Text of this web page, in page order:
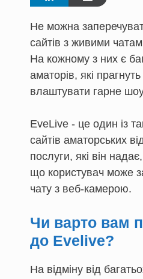
Не можна
сайтів з живими
На кожному з них є
аматорів, які прагнуть
влаштувати гарне
EveLive - це один із
сайтів аматорських
послуги, які він
що користувач може
чату з веб-камерою.
Чи варто вам
до Evelive?
На відміну від